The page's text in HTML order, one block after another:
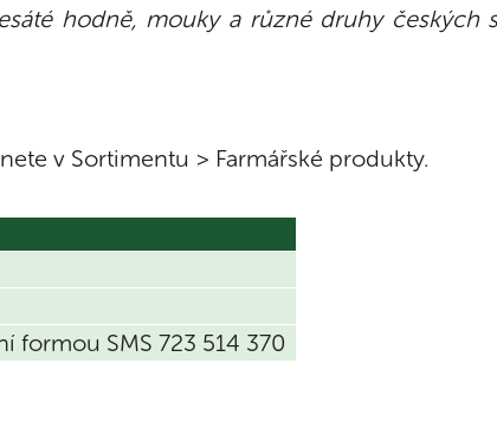
hodně, mouky a různé druhy českých
v Sortimentu > Farmářské produkty.
formou SMS 723 514 370